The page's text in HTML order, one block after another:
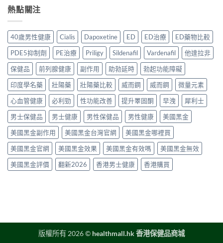
一
次
清
楚〉
中
香
家
實
測
評
價〉
中
見
用、
安
全
服
方
法
與
正
貨
購
買
指
南〉
中
貨？
購
買
渠
道
價
錢
完
整
指
南〉
中
液
哪
買
先
安
心？
2026
年
香
港
延
時
噴
霧
購
買
指
南〉
中
熱點關注
40歲男性健康 Cialis Dapoxetine ED ED治療
ED藥物比較
PDE5抑制劑
PE治療 Priligy Sildenafil Vardenafil
他達拉非
保健品
前列腺健康 副作用 助勃延時
勃起功能障礙
印度學名藥
壯陽藥 壯陽藥比較 威而鋼 威而鋼
微量元素
心血管健康
必利勁 性功能改善 提升睪固酮 早洩
犀利士
男士保健品
男士健康 男性保健品 男性健康
美國黑金
美國黑金副作用
美國黑金台灣官網
美國黑金哪裡買
美國黑金官網
美國黑金效果 美國黑金有效嗎
美國黑金無效
美國黑金評價
翻新2026 香港男士健康 香港購買
版權所有 2026 © healthmall.hk 香港保健品商城